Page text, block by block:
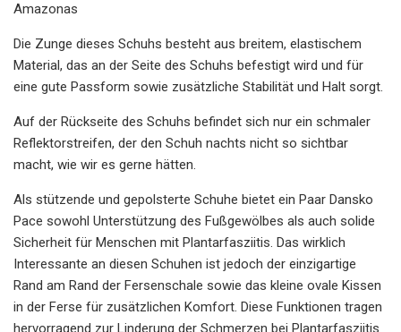
Amazonas
Die Zunge dieses Schuhs besteht aus breitem, elastischem
Material, das an der Seite des Schuhs befestigt wird und für
eine gute Passform sowie zusätzliche Stabilität und Halt sorgt.
Auf der Rückseite des Schuhs befindet sich nur ein schmaler
Reflektorstreifen, der den Schuh nachts nicht so sichtbar
macht, wie wir es gerne hätten.
Als stützende und gepolsterte Schuhe bietet ein Paar Dansko
Pace sowohl Unterstützung des Fußgewölbes als auch solide
Sicherheit für Menschen mit Plantarfasziitis. Das wirklich
Interessante an diesen Schuhen ist jedoch der einzigartige
Rand am Rand der Fersenschale sowie das kleine ovale Kissen
in der Ferse für zusätzlichen Komfort. Diese Funktionen tragen
hervorragend zur Linderung der Schmerzen bei Plantarfasziitis